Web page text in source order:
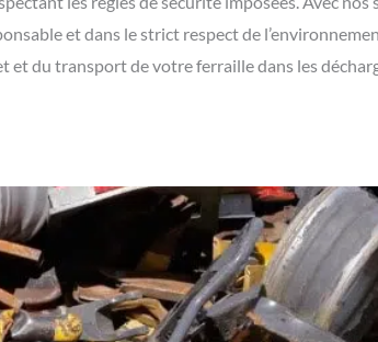
et dans le strict respect de
du transport de votre ferraille dans les